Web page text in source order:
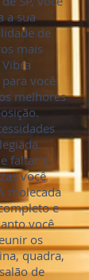
a sua
de
mais
você.
melhores
faltar e
você
molecada
e
você
os
quadra,
de